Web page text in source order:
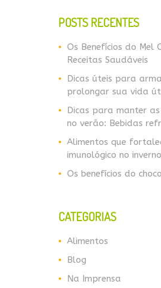
POSTS RECENTES
Os Benefícios do Mel
Receitas Saudáveis
Dicas úteis para
prolongar sua vida
Dicas para manter
no verão: Bebidas
Alimentos que
imunológico no inverno
​​Os benefícios do
CATEGORIAS
Alimentos
Blog
Na Imprensa